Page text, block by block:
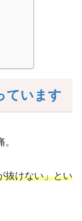
ています
抜けない」とい